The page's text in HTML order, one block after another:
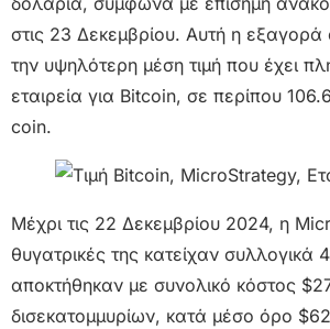
στις 23 Δεκεμβρίου. Αυτή η εξαγορά
την υψηλότερη μέση τιμή που έχει
εταιρεία για Bitcoin, σε περίπου
coin.
Μέχρι τις 22 Δεκεμβρίου 2024, η
θυγατρικές της κατείχαν συλλογικά
αποκτήθηκαν με συνολικό κόστος
δισεκατομμυρίων, κατά μέσο όρο